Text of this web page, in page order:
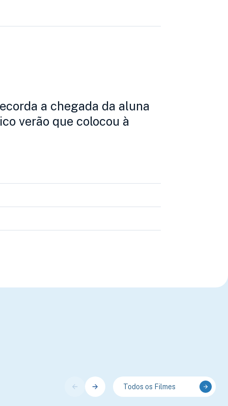
a chegada da aluna
verão que colocou à
Todos os Filmes